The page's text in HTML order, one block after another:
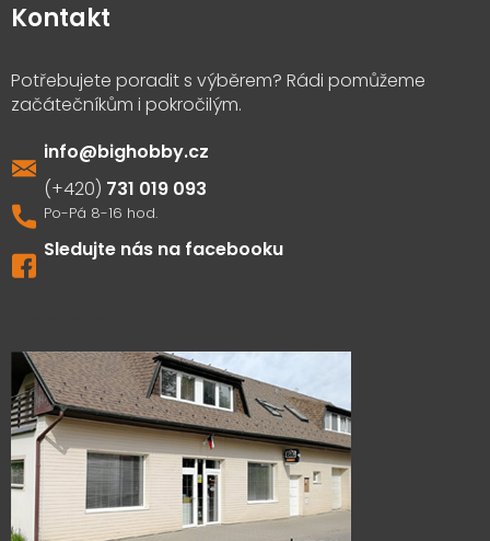
Kontakt
info@bighobby.cz
731 019 093
Sledujte nás na facebooku